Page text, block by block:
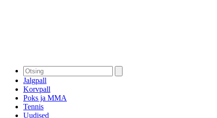
Jalgpall
Korvpall
Poks ja MMA
Tennis
Uudised